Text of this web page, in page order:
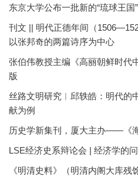
东京大学公布一批新的“琉球王国
刊文 || 明代正德年间（
以张邦奇的两篇诗序为中心
张伯伟教授主编《高丽朝鲜时代
版
丝路文明研究︱邱轶皓：明代的
献为例
历史学新集刊，厦大主办——《
LSE经济史系辩论会 | 经济学的
《明清史料》（明清内阁大库残